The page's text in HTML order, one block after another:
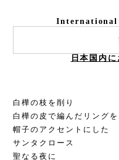
International
日本国内
白樺の枝を削り
白樺の皮で編んだリングを
帽子のアクセントにした
サンタクロース
聖なる夜に